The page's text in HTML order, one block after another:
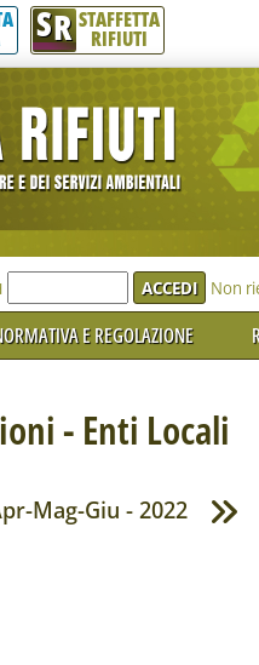
SR STAFFETTA
RIFIUTI
Non
E REGOLAZIONE
- Enti Locali
Mag-Giu - 2022